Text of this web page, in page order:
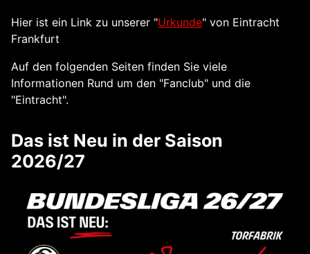
Hier ist ein Link zu unserer "Urkunde" von Eintracht
Frankfurt
Auf den folgenden Seiten finden Sie viele
Informationen Rund um den "Fanclub" und die
"Eintracht".
Das ist Neu in der Saison
2026/27